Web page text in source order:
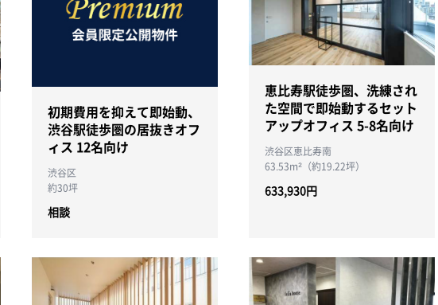
初期費用を抑えて即始動、
渋谷駅徒歩圏の居抜きオフ
ィス 12名向け
渋谷区
約30坪
相談
恵比寿駅徒歩圏、洗練され
た空間で即始動するセット
アップオフィス 5-8名向け
渋谷区恵比寿南
63.53m²（約19.22坪）
633,930円